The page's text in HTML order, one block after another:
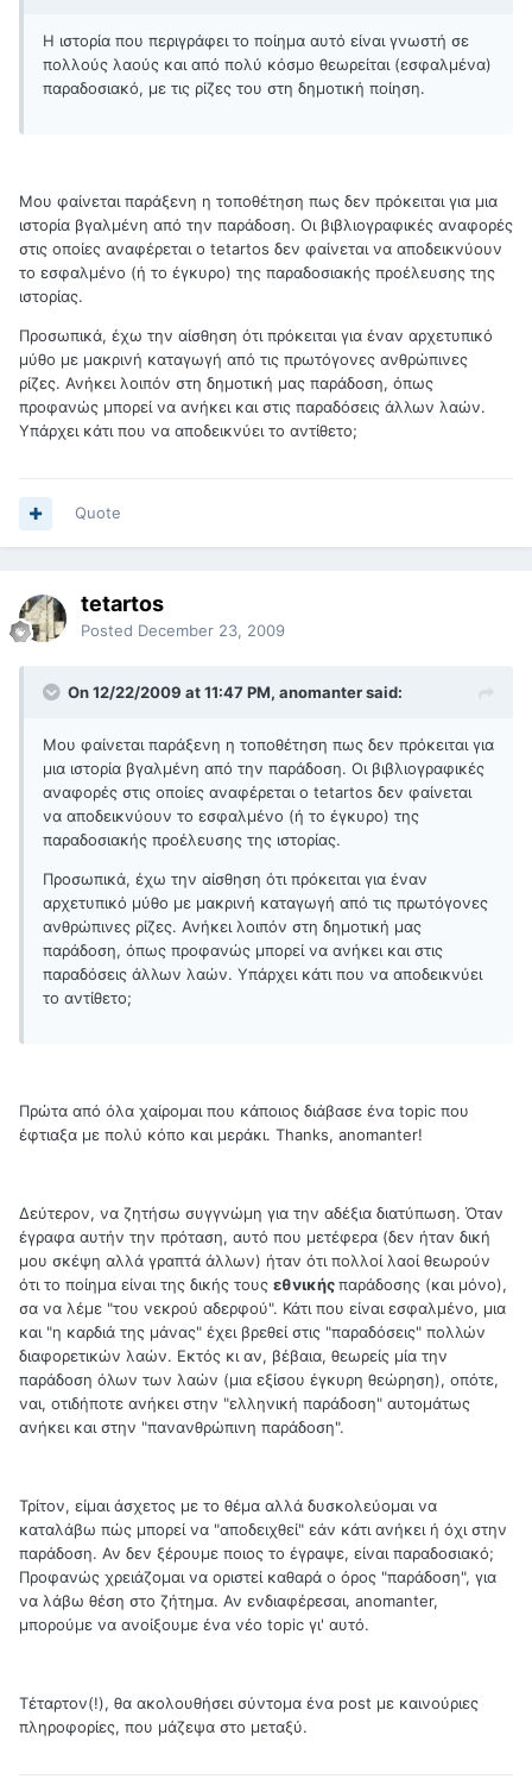
Η ιστορία που περιγράφει το ποίημα αυτό είναι γνωστή σε
πολλούς λαούς και από πολύ κόσμο θεωρείται (εσφαλμένα)
παραδοσιακό, με τις ρίζες του στη δημοτική ποίηση.
Μου φαίνεται παράξενη η τοποθέτηση πως δεν πρόκειται για μια
ιστορία βγαλμένη από την παράδοση. Οι βιβλιογραφικές αναφορές
στις οποίες αναφέρεται ο tetartos δεν φαίνεται να αποδεικνύουν
το εσφαλμένο (ή το έγκυρο) της παραδοσιακής προέλευσης της
ιστορίας.
Προσωπικά, έχω την αίσθηση ότι πρόκειται για έναν αρχετυπικό
μύθο με μακρινή καταγωγή από τις πρωτόγονες ανθρώπινες
ρίζες. Ανήκει λοιπόν στη δημοτική μας παράδοση, όπως
προφανώς μπορεί να ανήκει και στις παραδόσεις άλλων λαών.
Υπάρχει κάτι που να αποδεικνύει το αντίθετο;
Quote
tetartos
Posted December 23, 2009
On 12/22/2009 at 11:47 PM, anomanter said:
Μου φαίνεται παράξενη η τοποθέτηση πως δεν πρόκειται για
μια ιστορία βγαλμένη από την παράδοση. Οι βιβλιογραφικές
αναφορές στις οποίες αναφέρεται ο tetartos δεν φαίνεται
να αποδεικνύουν το εσφαλμένο (ή το έγκυρο) της
παραδοσιακής προέλευσης της ιστορίας.
Προσωπικά, έχω την αίσθηση ότι πρόκειται για έναν
αρχετυπικό μύθο με μακρινή καταγωγή από τις πρωτόγονες
ανθρώπινες ρίζες. Ανήκει λοιπόν στη δημοτική μας
παράδοση, όπως προφανώς μπορεί να ανήκει και στις
παραδόσεις άλλων λαών. Υπάρχει κάτι που να αποδεικνύει
το αντίθετο;
Πρώτα από όλα χαίρομαι που κάποιος διάβασε ένα topic που
έφτιαξα με πολύ κόπο και μεράκι. Thanks, anomanter!
Δεύτερον, να ζητήσω συγγνώμη για την αδέξια διατύπωση. Όταν
έγραφα αυτήν την πρόταση, αυτό που μετέφερα (δεν ήταν δική
μου σκέψη αλλά γραπτά άλλων) ήταν ότι πολλοί λαοί θεωρούν
ότι το ποίημα είναι της δικής τους εθνικήςπαράδοσης (και μόνο),
σα να λέμε "του νεκρού αδερφού". Κάτι που είναι εσφαλμένο, μια
και "η καρδιά της μάνας" έχει βρεθεί στις "παραδόσεις" πολλών
διαφορετικών λαών. Εκτός κι αν, βέβαια, θεωρείς μία την
παράδοση όλων των λαών (μια εξίσου έγκυρη θεώρηση), οπότε,
ναι, οτιδήποτε ανήκει στην "ελληνική παράδοση" αυτομάτως
ανήκει και στην "πανανθρώπινη παράδοση".
Τρίτον, είμαι άσχετος με το θέμα αλλά δυσκολεύομαι να
καταλάβω πώς μπορεί να "αποδειχθεί" εάν κάτι ανήκει ή όχι στην
παράδοση. Αν δεν ξέρουμε ποιος το έγραψε, είναι παραδοσιακό;
Προφανώς χρειάζομαι να οριστεί καθαρά ο όρος "παράδοση", για
να λάβω θέση στο ζήτημα. Αν ενδιαφέρεσαι, anomanter,
μπορούμε να ανοίξουμε ένα νέο topic γι' αυτό.
Τέταρτον(!), θα ακολουθήσει σύντομα ένα post με καινούριες
πληροφορίες, που μάζεψα στο μεταξύ.